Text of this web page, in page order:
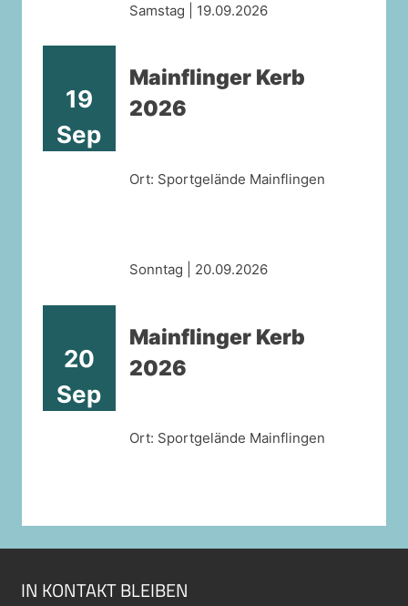
19
Sep
Samstag | 19.09.2026
Mainflinger Kerb
2026
Ort: Sportgelände Mainflingen
20
Sep
Sonntag | 20.09.2026
Mainflinger Kerb
2026
Ort: Sportgelände Mainflingen
IN KONTAKT BLEIBEN